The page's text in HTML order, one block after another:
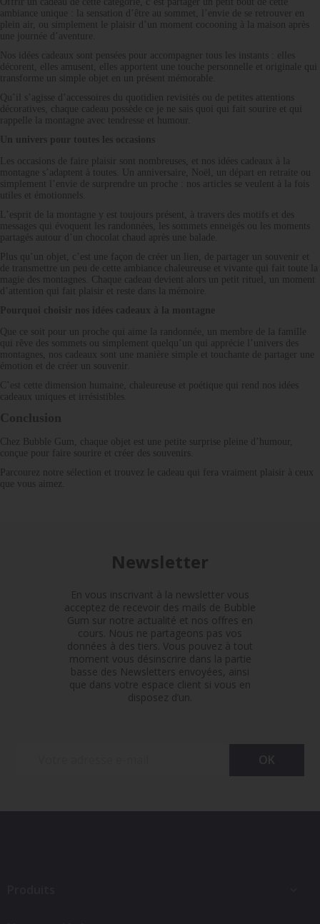
ambiance unique : la sensation d’être au sommet, l’envie de se retrouver en
plein air, ou simplement le plaisir d’un moment cocooning à la maison après
une journée d’aventure.
Nos idées cadeaux sont pensées pour accompagner tous les instants : elles
décorent, elles amusent, elles apportent une touche personnelle et originale qui
transforme un simple objet en un présent mémorable.
Qu’il s’agisse d’accessoires du quotidien revisités ou de petites attentions
décoratives, chaque cadeau possède ce je ne sais quoi qui fait sourire et qui
rappelle la montagne avec tendresse et humour.
Les occasions de faire plaisir sont nombreuses, et nos idées cadeaux à la
montagne s’adaptent à toutes. Un anniversaire, Noël, un départ en retraite ou
simplement l’envie de surprendre un proche : nos articles se veulent à la fois
utiles et émotionnels.
L’esprit de la montagne y est toujours présent, à travers des motifs et des
messages qui évoquent les randonnées, les sommets enneigés ou les moments
partagés autour d’un chocolat chaud après une balade.
Plus qu’un objet, c’est une façon de créer un lien, de partager un souvenir et
de transmettre un peu de cette ambiance chaleureuse et vivante qui fait toute la
magie des montagnes. Chaque cadeau devient alors un petit rituel, un moment
d’attention qui fait plaisir et reste dans la mémoire.
Que ce soit pour un proche qui aime la randonnée, un membre de la famille
qui rêve des sommets ou simplement quelqu’un qui apprécie l’univers des
montagnes, nos cadeaux sont une manière simple et touchante de partager une
émotion et de créer un souvenir.
C’est cette dimension humaine, chaleureuse et poétique qui rend nos idées
cadeaux uniques et irrésistibles.
Chez Bubble Gum, chaque objet est une petite surprise pleine d’humour,
conçue pour faire sourire et créer des souvenirs.
Parcourez notre sélection et trouvez le cadeau qui fera vraiment plaisir à ceux
que vous aimez.
Newsletter
En vous inscrivant à la newsletter vous
acceptez de recevoir des mails de Bubble
Gum sur notre actualité et nos offres en
cours. Nous ne partageons pas vos
données à des tiers. Vous pouvez à tout
moment vous désinscrire dans la partie
basse des Newsletters envoyées, ainsi
que dans votre espace client si vous en
disposez d’un.